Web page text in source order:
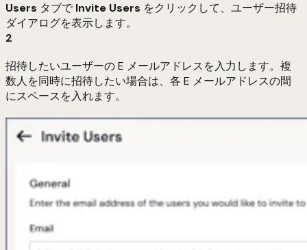
Users タブで Invite Users をクリックして、ユーザー招待
ダイアログを表示します。
2
招待したいユーザーの E メールアドレスを入力します。複
数人を同時に招待したい場合は、各 E メールアドレスの間
にスペースを入れます。